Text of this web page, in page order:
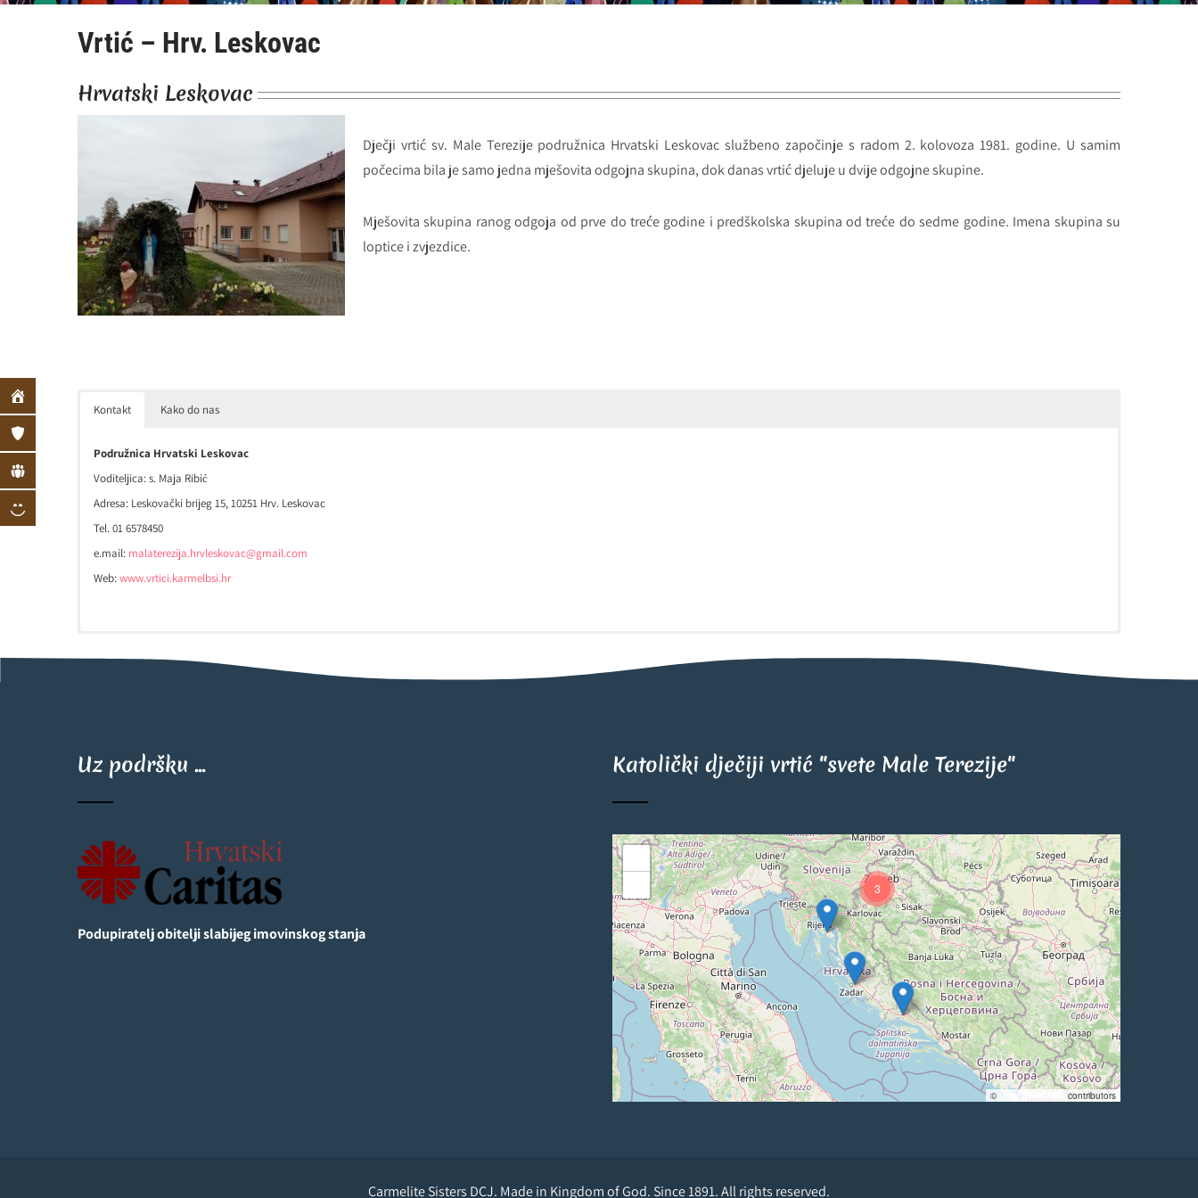
Vrtić – Hrv. Leskovac
Hrvatski Leskovac
Dječji vrtić sv. Male Terezije podružnica Hrvatski Leskovac službeno započinje s radom 2. kolovoza 1981. godine. U samim
počecima bila je samo jedna mješovita odgojna skupina, dok danas vrtić djeluje u dvije odgojne skupine.
Mješovita skupina ranog odgoja od prve do treće godine i predškolska skupina od treće do sedme godine. Imena skupina su
loptice i zvjezdice.
Kontakt Kako do nas
Podružnica Hrvatski Leskovac
Voditeljica: s. Maja Ribić
Adresa: Leskovački brijeg 15, 10251 Hrv. Leskovac
Tel. 01 6578450
e.mail: malaterezija.hrvleskovac@gmail.com
Web:www.vrtici.karmelbsi.hr
Uz podršku ...
Podupiratelj obitelji slabijeg imovinskog stanja
Katolički dječiji vrtić "svete Male Terezije"
3
© OpenStreetMap contributors
Carmelite Sisters DCJ. Made in Kingdom of God. Since 1891. All rights reserved.